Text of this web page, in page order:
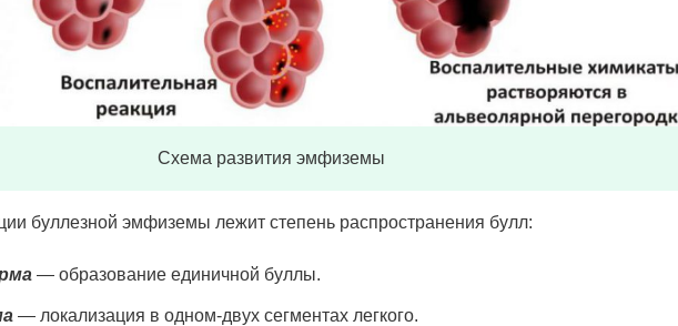
Схема развития эмфиземы
буллезной эмфиземы лежит степень распространения булл:
— образование единичной буллы.
— локализация в одном-двух сегментах легкого.